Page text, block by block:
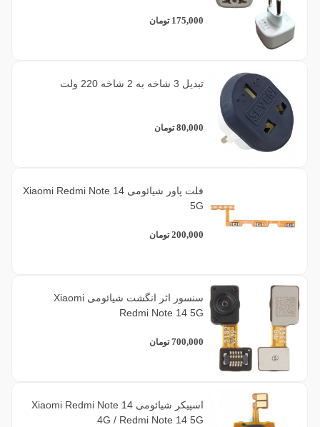
175,000 تومان
تبدیل 3 شاخه به 2 شاخه 220 ولت
80,000 تومان
فلت پاور شیائومی Xiaomi Redmi Note 14
5G
200,000 تومان
سنسور اثر انگشت شیائومی Xiaomi
Redmi Note 14 5G
700,000 تومان
اسپیکر شیائومی Xiaomi Redmi Note 14
4G / Redmi Note 14 5G